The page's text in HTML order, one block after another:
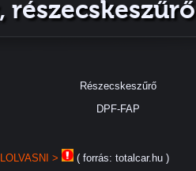
Részecskeszűrő
DPF-FAP
>
( forrás: totalcar.hu )